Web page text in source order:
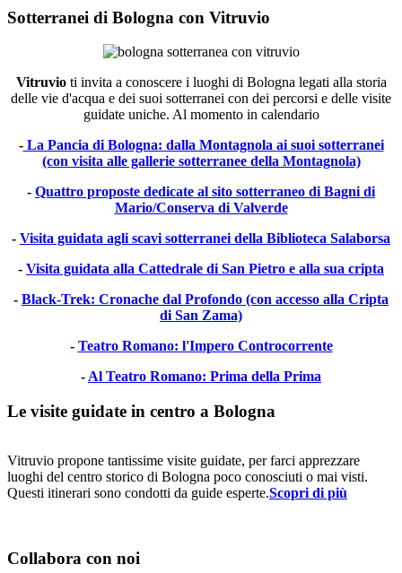
Sotterranei di Bologna con Vitruvio
Vitruvioti invita a conoscere i luoghi di Bologna legati alla storia
delle vie d'acqua e dei suoi sotterranei con dei percorsi e delle visite
guidate uniche. Al momento in calendario
-La Pancia di Bologna: dalla Montagnola ai suoi sotterranei
(con visita alle gallerie sotterranee della Montagnola)
- Quattro proposte dedicate al sito sotterraneo di Bagni di
Mario/Conserva di Valverde
- Visita guidata agli scavi sotterranei della Biblioteca Salaborsa
- Visita guidata alla Cattedrale di San Pietro e alla sua cripta
- Black-Trek: Cronache dal Profondo (con accesso alla Cripta
di San Zama)
- Teatro Romano: l'Impero Controcorrente
-Al Teatro Romano: Prima della Prima
Le visite guidate in centro a Bologna
Vitruvio propone tantissime visite guidate, per farci apprezzare
luoghi del centro storico di Bologna poco conosciuti o mai visti.
Questi itinerari sono condotti da guide esperte.Scopri di più
Collabora con noi